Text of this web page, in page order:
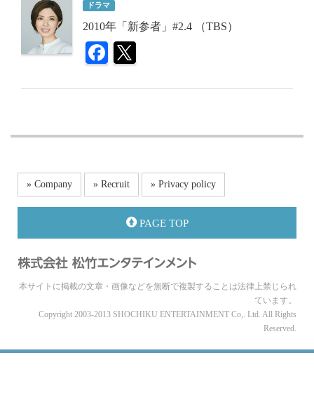
ドラマ
2010年「新参者」#2.4 （TBS）
» Company » Recruit » Privacy policy
PAGE TOP
本サイトに掲載の文章・画像などを無断で複製することは法律上禁じられ
ています。
Copyright 2003-2013 SHOCHIKU ENTERTAINMENT Co,. Ltd. All Rights
Reserved.